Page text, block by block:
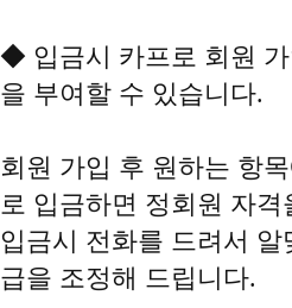
◆ 입금시 카프로 회원
을 부여할 수 있습니다.
회원 가입 후 원하는 항
로 입금하면 정회원 자격
입금시 전화를 드려서
급을 조정해 드립니다.